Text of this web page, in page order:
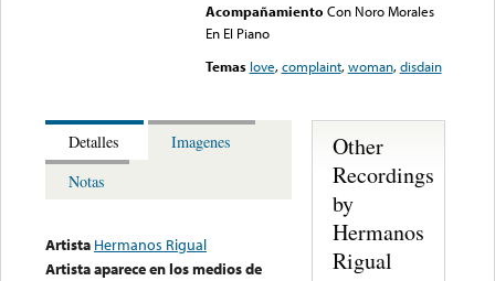
Acompañamiento Con Noro Morales
En El Piano
Temas love,complaint,woman,disdain
Detalles
Imagenes
Notas
Artista Hermanos Rigual
Artista aparece en los medios de
Other
Recordings
by
Hermanos
Rigual